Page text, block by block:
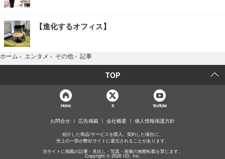
【進化するオフィス】
ホーム › エンタメ › その他 › 記事
TOP
Home X YouTube
お問合せ 広告掲載 会社概要 個人情報保護方針
紹介した商品/サービスを購入、契約した場合に、
売上の一部が弊社サイトに還元されることがあります。
当サイトに掲載の記事・見出し・写真・画像の無断転載を禁じます。
Copyright © 2026 IID, Inc.